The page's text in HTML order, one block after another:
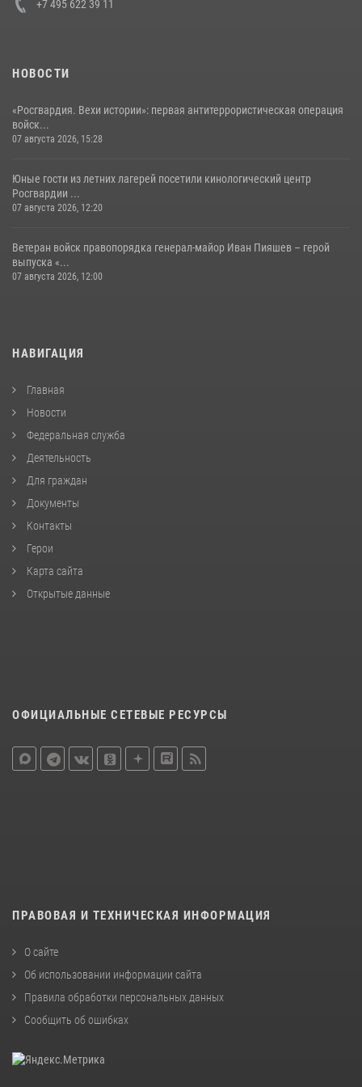
+7 495 622 39 11
НОВОСТИ
«Росгвардия. Вехи истории»: первая антитеррористическая операция
войск...
07 августа 2026, 15:28
Юные гости из летних лагерей посетили кинологический центр
Росгвардии ...
07 августа 2026, 12:20
Ветеран войск правопорядка генерал-майор Иван Пияшев – герой
выпуска «...
07 августа 2026, 12:00
НАВИГАЦИЯ
Главная
Новости
Федеральная служба
Деятельность
Для граждан
Документы
Контакты
Герои
Карта сайта
Открытые данные
ОФИЦИАЛЬНЫЕ СЕТЕВЫЕ РЕСУРСЫ
ПРАВОВАЯ И ТЕХНИЧЕСКАЯ ИНФОРМАЦИЯ
О сайте
Об использовании информации сайта
Правила обработки персональных данных
Сообщить об ошибках